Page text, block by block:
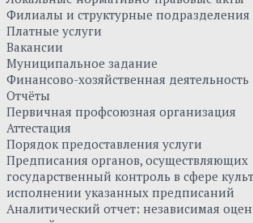
Филиалы и структурные подразделения
Платные услуги
Вакансии
Муниципальное задание
Финансово-хозяйственная деятельность
Отчёты
Первичная профсоюзная организация
Аттестация
Порядок предоставления услуги
Предписания органов, осуществляющих
государственный контроль в сфере
исполнении указанных предписаний
Аналитический отчет: независимая